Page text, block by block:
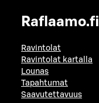
Raflaamo.fi
Ravintolat
Ravintolat kartalla
Lounas
Tapahtumat
Saavutettavuus